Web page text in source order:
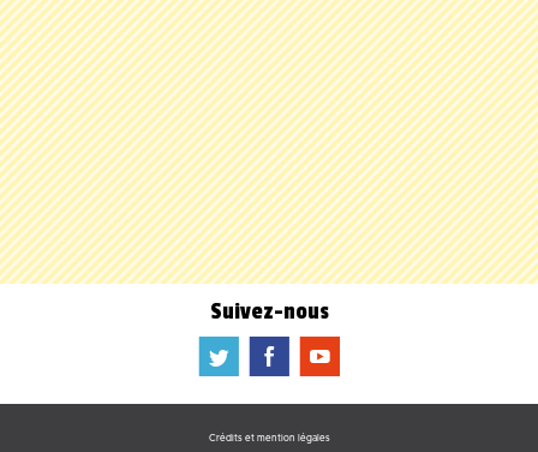
Suivez-nous
a b f
Crédits et mention légales